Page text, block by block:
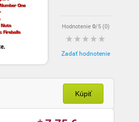
Hodnotenie 0/5 (0)
Zadať hodnotenie
Kúpiť